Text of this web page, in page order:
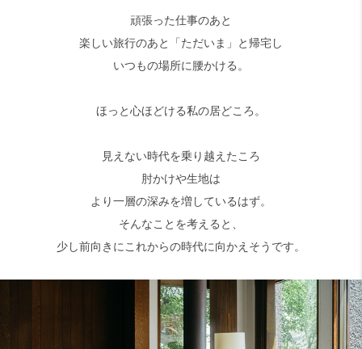
頑張った仕事のあと
楽しい旅行のあと「ただいま」と帰宅し
いつもの場所に腰かける。
ほっと心ほどける私の居どころ。
見えない時代を乗り越えたころ
肘かけや生地は
より一層の深みを増しているはず。
そんなことを考えると、
少し前向きにこれからの時代に向かえそうです。